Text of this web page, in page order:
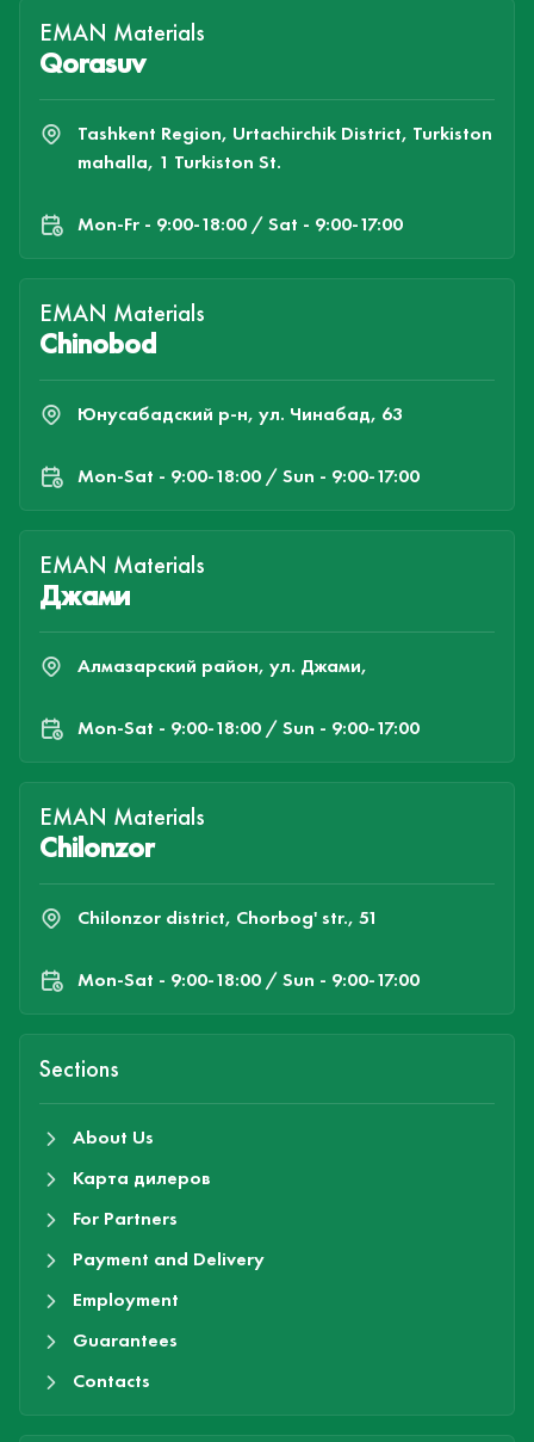
EMAN Materials
Qorasuv
Tashkent Region, Urtachirchik District, Turkiston
mahalla, 1 Turkiston St.
Mon-Fr - 9:00-18:00 / Sat - 9:00-17:00
EMAN Materials
Chinobod
Юнусабадский р-н, ул. Чинабад, 63
Mon-Sat - 9:00-18:00 / Sun - 9:00-17:00
EMAN Materials
Джами
Алмазарский район, ул. Джами,
Mon-Sat - 9:00-18:00 / Sun - 9:00-17:00
EMAN Materials
Chilonzor
Chilonzor district, Chorbog' str., 51
Mon-Sat - 9:00-18:00 / Sun - 9:00-17:00
Sections
About Us
Карта дилеров
For Partners
Payment and Delivery
Employment
Guarantees
Contacts